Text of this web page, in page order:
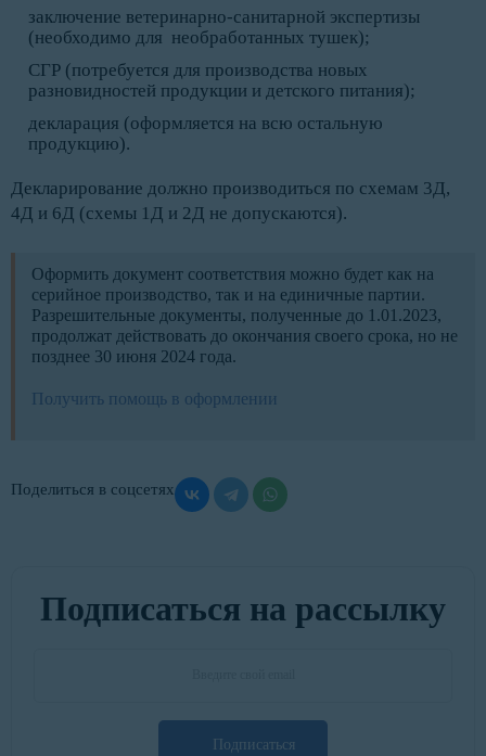
заключение ветеринарно-санитарной экспертизы
(необходимо для необработанных тушек);
СГР (потребуется для производства новых
разновидностей продукции и детского питания);
декларация (оформляется на всю остальную
продукцию).
Декларирование должно производиться по схемам 3Д,
4Д и 6Д (схемы 1Д и 2Д не допускаются).
Оформить документ соответствия можно будет как на
серийное производство, так и на единичные партии.
Разрешительные документы, полученные до 1.01.2023,
продолжат действовать до окончания своего срока, но не
позднее 30 июня 2024 года.
Получить помощь в оформлении
Поделиться в соцсетях
Подписаться на рассылку
Подписаться